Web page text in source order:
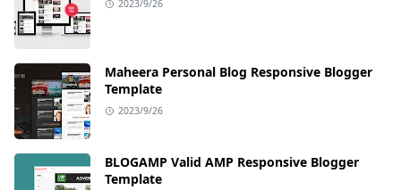
2023/9/26
Maheera Personal Blog Responsive Blogger
Template
2023/9/26
BLOGAMP Valid AMP Responsive Blogger
Template